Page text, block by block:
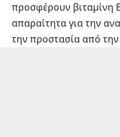
προσφέρουν βιταμίνη
απαραίτητα για την
την προστασία από